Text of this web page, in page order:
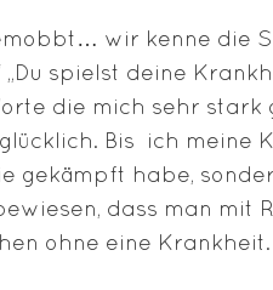
wir kenne die
spielst deine
die mich sehr stark
Bis ich meine
gekämpft habe,
dass man mit
ohne eine